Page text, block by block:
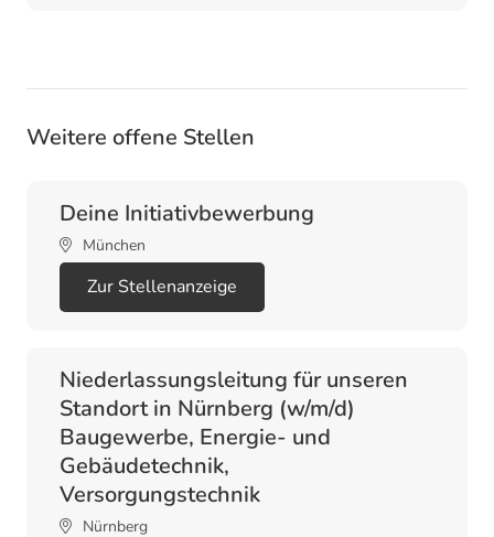
Weitere offene Stellen
Deine Initiativbewerbung
München
Zur Stellenanzeige
Niederlassungsleitung für unseren
Standort in Nürnberg (w/m/d)
Baugewerbe, Energie- und
Gebäudetechnik,
Versorgungstechnik
Nürnberg